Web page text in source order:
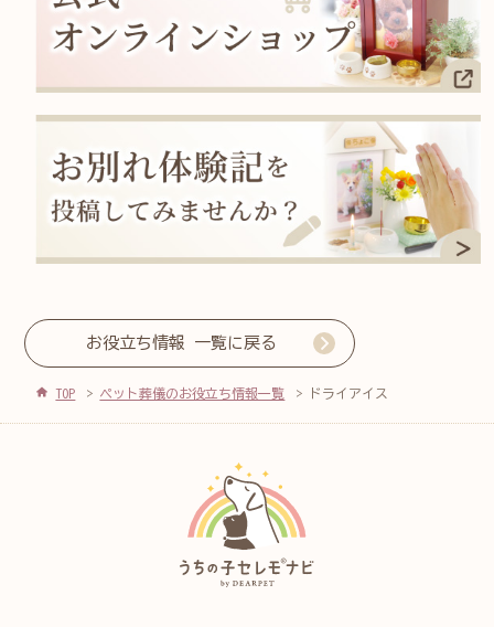
お役立ち情報 一覧に戻る
TOP ペット葬儀のお役立ち情報一覧 ドライアイス